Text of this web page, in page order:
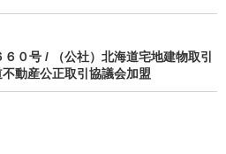
問い合わせ
問い合わせ
り有無があります。お問い合わせくださ
（準）２００円・（正）４００円かか
社:オリコ
０号 / （公社）北海道宅地建物取引
動産公正取引協議会加盟